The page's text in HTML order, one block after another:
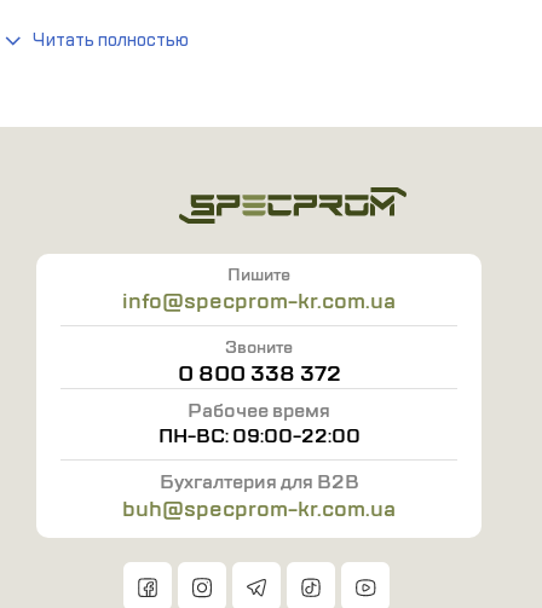
создания уникального стиля. Среди них можно найти
отражающее статус, принадлежность к определенной
независимо от своего назначения и формы, головные
уборы всегда представляют собой элегантный и
универсальный аксессуар, который может сделать
образ более выразительным и привлекательным.
Читать полностью
Пишите
info@specprom-kr.com.ua
Звоните
0 800 338 372
Рабочее время
ПН-ВС: 09:00-22:00
Бухгалтерия для B2B
buh@specprom-kr.com.ua